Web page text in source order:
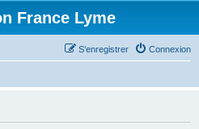
France Lyme
Connexion
S’enregistrer